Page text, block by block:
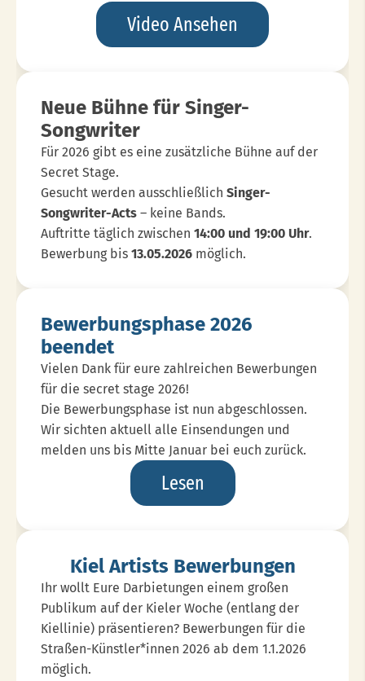
Video Ansehen
Mark
Smith
Secret
Stage
2026
Neue Bühne für Singer-
Songwriter
Für 2026 gibt es eine zusätzliche Bühne auf der
Secret Stage.
Gesucht werden ausschließlich Singer-
Songwriter-Acts – keine Bands.
Auftritte täglich zwischen 14:00 und 19:00 Uhr.
Bewerbung bis 13.05.2026 möglich.
Bewerbungsphase 2026
beendet
Vielen Dank für eure zahlreichen Bewerbungen
für die secret stage 2026!
Die Bewerbungsphase ist nun abgeschlossen.
Wir sichten aktuell alle Einsendungen und
melden uns bis Mitte Januar bei euch zurück.
Lesen
Bewerbungsphase
2026
Kiel Artists Bewerbungen
Ihr wollt Eure Darbietungen einem großen
Publikum auf der Kieler Woche (entlang der
Kiellinie) präsentieren? Bewerbungen für die
Straßen-Künstler*innen 2026 ab dem 1.1.2026
möglich.